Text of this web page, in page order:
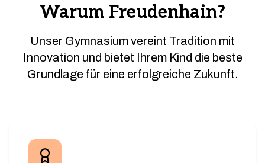
Warum Freudenhain?
Unser Gymnasium vereint Tradition mit
Innovation und bietet Ihrem Kind die beste
Grundlage für eine erfolgreiche Zukunft.